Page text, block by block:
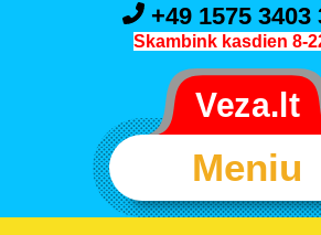
+49 1575 3403
Skambink kasdien 8-
Meniu